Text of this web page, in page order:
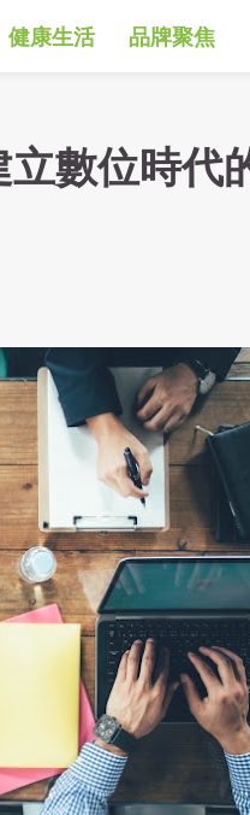
健康生活 品牌聚焦
數位時代